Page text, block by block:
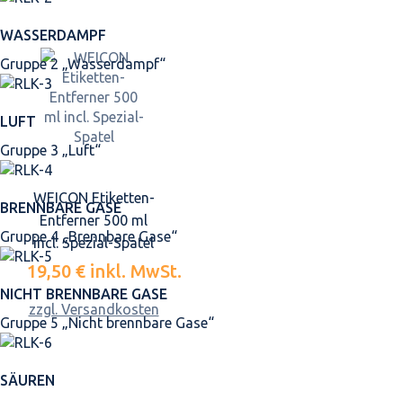
WASSERDAMPF
Gruppe 2 „Wasserdampf“
LUFT
Gruppe 3 „Luft“
BRENNBARE GASE
Gruppe 4 „Brennbare Gase“
NICHT BRENNBARE GASE
Gruppe 5 „Nicht brennbare Gase“
SÄUREN
WEICON Etiketten-
Entferner 500 ml
incl. Spezial-Spatel
19,50 € inkl. MwSt.
zzgl. Versandkosten